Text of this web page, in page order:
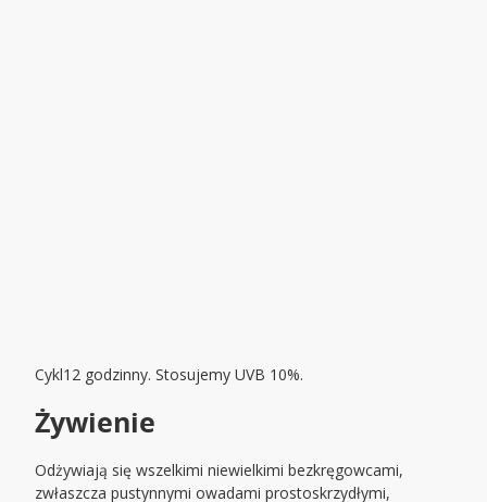
Cykl12 godzinny. Stosujemy UVB 10%.
Żywienie
Odżywiają się wszelkimi niewielkimi bezkręgowcami,
zwłaszcza pustynnymi owadami prostoskrzydłymi,